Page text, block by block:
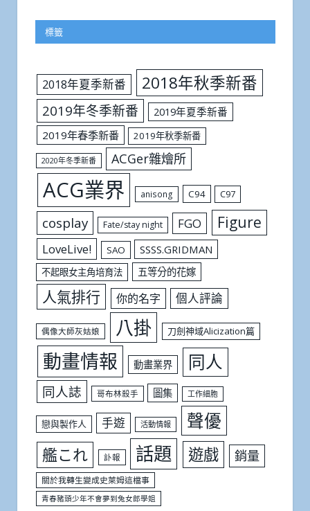
標籤
2018年夏季新番 2018年秋季新番
2019年冬季新番
2019年夏季新番
2019年春季新番
2019年秋季新番
2020年冬季新番 ACGer雜燴所
ACG業界 anisong C94 C97
cosplay Fate/stay night FGO Figure
LoveLive! SAO SSSS.GRIDMAN
不起眼女主角培育法 五等分的花嫁
人氣排行 你的名字 個人評論
偶像大師灰姑娘 八掛 刀劍神域Alicization篇
動畫情報 動畫業界 同人
同人誌 哥布林殺手 圖集 工作細胞
戀與製作人 手遊 活動情報 聲優
艦これ 訃報 話題 遊戲 銷量
關於我轉生變成史萊姆這檔事
青春豬頭少年不會夢到兔女郎學姐